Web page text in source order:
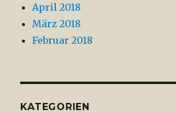
April 2018
März 2018
Februar 2018
KATEGORIEN